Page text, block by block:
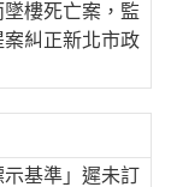
樓死亡案，監
糾正新北市政
示基準」遲未訂